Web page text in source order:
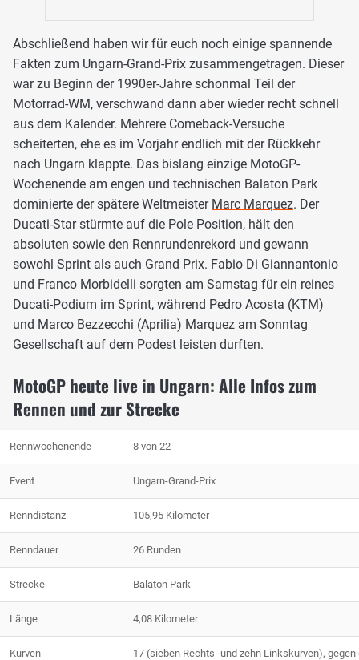
Abschließend haben wir für euch noch einige spannende
Fakten zum Ungarn-Grand-Prix zusammengetragen. Dieser
war zu Beginn der 1990er-Jahre schonmal Teil der
Motorrad-WM, verschwand dann aber wieder recht schnell
aus dem Kalender. Mehrere Comeback-Versuche
scheiterten, ehe es im Vorjahr endlich mit der Rückkehr
nach Ungarn klappte. Das bislang einzige MotoGP-
Wochenende am engen und technischen Balaton Park
dominierte der spätere Weltmeister Marc Marquez. Der
Ducati-Star stürmte auf die Pole Position, hält den
absoluten sowie den Rennrundenrekord und gewann
sowohl Sprint als auch Grand Prix. Fabio Di Giannantonio
und Franco Morbidelli sorgten am Samstag für ein reines
Ducati-Podium im Sprint, während Pedro Acosta (KTM)
und Marco Bezzecchi (Aprilia) Marquez am Sonntag
Gesellschaft auf dem Podest leisten durften.
MotoGP heute live in Ungarn: Alle Infos zum
Rennen und zur Strecke
Rennwochenende 8 von 22
Event Ungarn-Grand-Prix
Renndistanz 105,95 Kilometer
Renndauer 26 Runden
Strecke Balaton Park
Länge 4,08 Kilometer
Kurven 17 (sieben Rechts- und zehn Linkskurven),